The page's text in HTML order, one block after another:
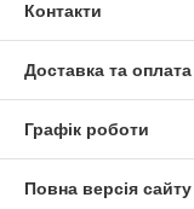
Контакти
Доставка та оплата
Графік роботи
Повна версія сайту